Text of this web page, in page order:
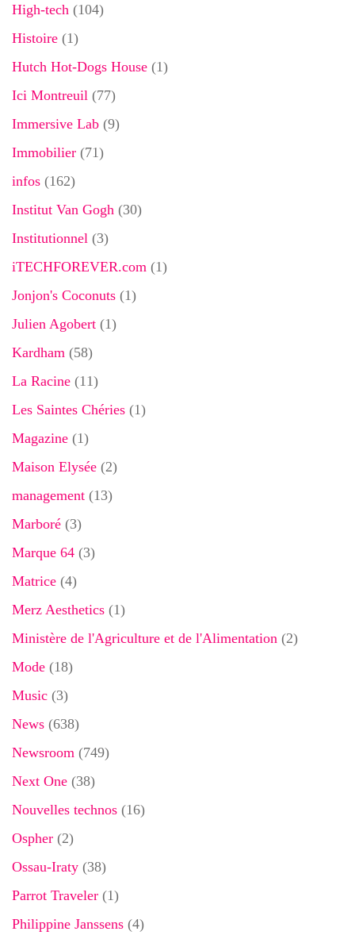
High-tech (104)
Histoire (1)
Hutch Hot-Dogs House (1)
Ici Montreuil (77)
Immersive Lab (9)
Immobilier (71)
infos (162)
Institut Van Gogh (30)
Institutionnel (3)
iTECHFOREVER.com (1)
Jonjon's Coconuts (1)
Julien Agobert (1)
Kardham (58)
La Racine (11)
Les Saintes Chéries (1)
Magazine (1)
Maison Elysée (2)
management (13)
Marboré (3)
Marque 64 (3)
Matrice (4)
Merz Aesthetics (1)
Ministère de l'Agriculture et de l'Alimentation (2)
Mode (18)
Music (3)
News (638)
Newsroom (749)
Next One (38)
Nouvelles technos (16)
Ospher (2)
Ossau-Iraty (38)
Parrot Traveler (1)
Philippine Janssens (4)